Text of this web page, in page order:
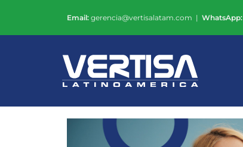
Email: gerencia@vertisalatam.com | WhatsApp: